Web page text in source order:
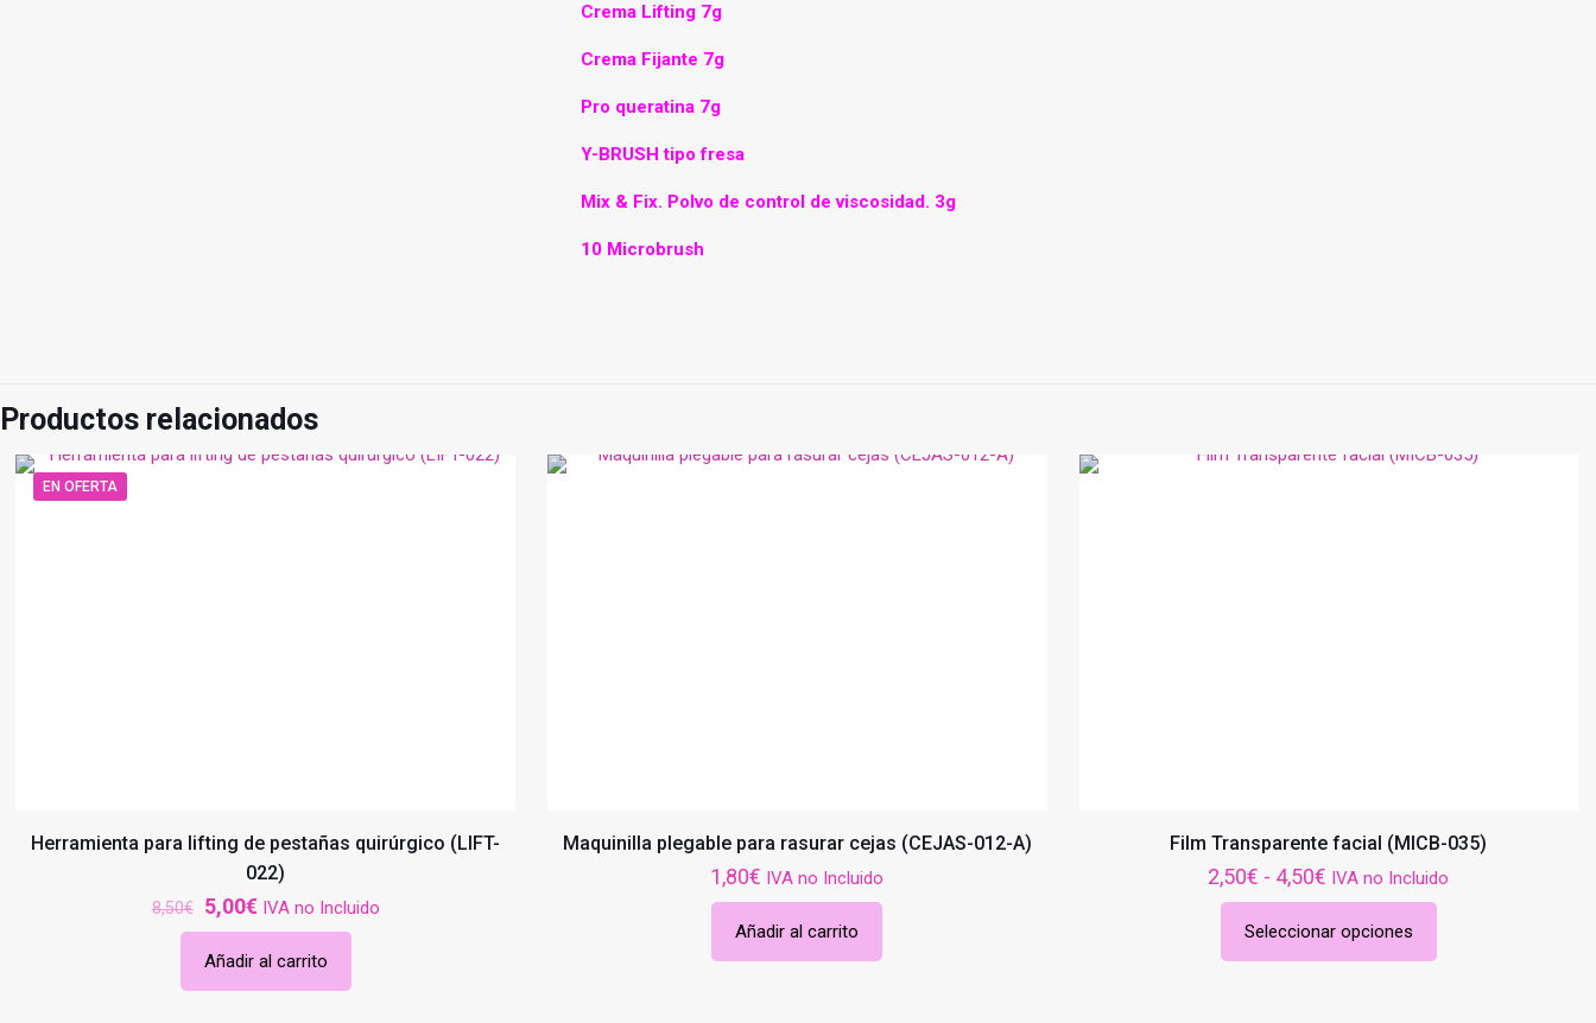
Crema Lifting 7g
Crema Fijante 7g
Pro queratina 7g
Y-BRUSH tipo fresa
Mix & Fix. Polvo de control de viscosidad. 3g
10 Microbrush
Productos relacionados
EN OFERTA
Herramienta para lifting de pestañas quirúrgico (LIFT-
022)
8,50€
El
precio
original
era:
5,00€El
precio
actual
es:
IVA no Incluido
Añadir al carrito
Maquinilla plegable para rasurar cejas (CEJAS-012-A)
1,80€ IVA no Incluido
Añadir al carrito
Film Transparente facial (MICB-035)
2,50€ - 4,50€ Rango
de
precios:
desde
IVA no Incluido
Seleccionar opciones
Este